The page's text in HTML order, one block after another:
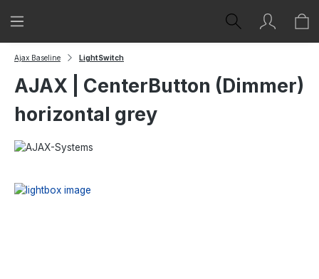
Zum Hauptinhalt springen
Ajax Baseline LightSwitch
AJAX | CenterButton (Dimmer)
horizontal grey